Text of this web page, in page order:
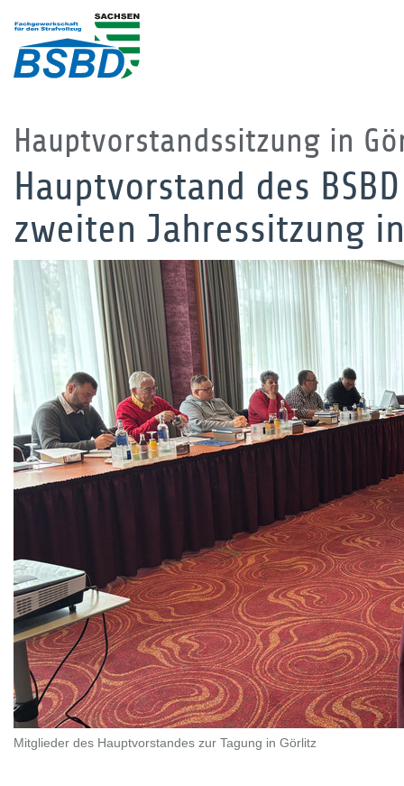
Hauptvorstandssitzung in
Hauptvorstand des
zweiten Jahressitzung
Mitglieder des Hauptvorstandes zur Tagung in Görlitz